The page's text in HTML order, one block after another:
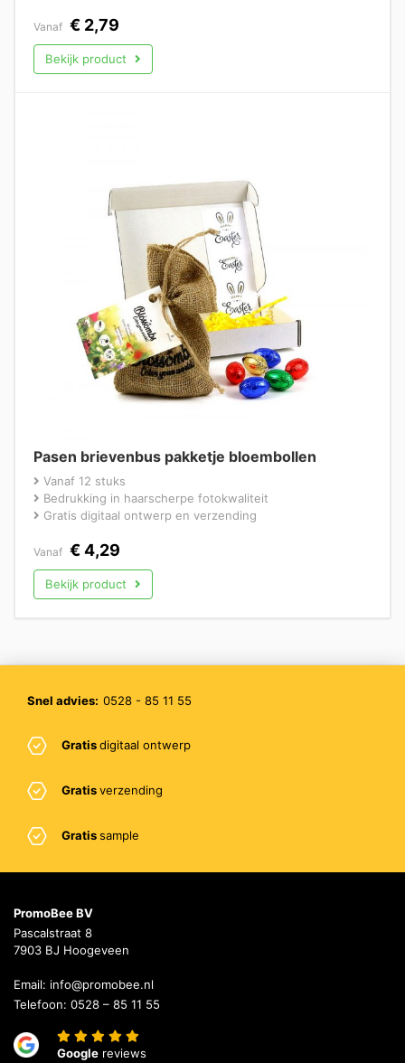
Vanaf € 2,79
Bekijk product
Pasen brievenbus pakketje bloembollen
Vanaf 12 stuks
Bedrukking in haarscherpe fotokwaliteit
Gratis digitaal ontwerp en verzending
Vanaf €4,29
Bekijk product
Snel advies: 0528 - 85 11 55
Gratisdigitaal ontwerp
Gratisverzending
Gratissample
PromoBee BV
Pascalstraat 8
7903 BJ Hoogeveen
Email: info@promobee.nl
Telefoon: 0528 – 85 11 55
Google reviews